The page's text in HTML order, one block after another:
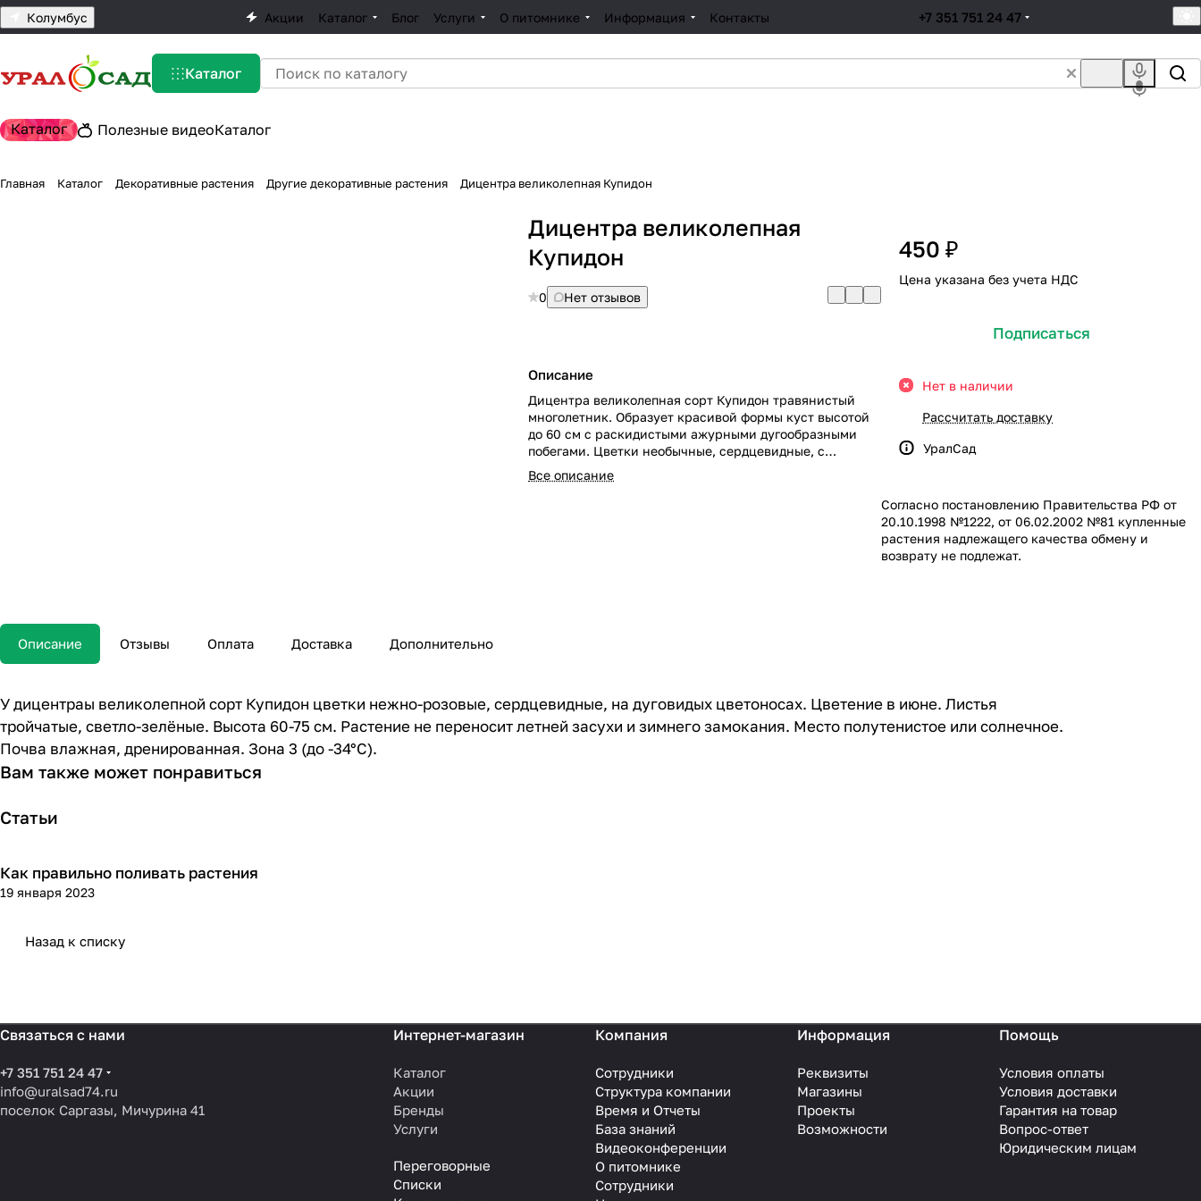
Колумбус Акции Каталог Блог Услуги О питомнике Информация Контакты +7 351 751 24 47
Каталог
Каталог Полезные видеоКаталог
Главная Каталог Декоративные растения Другие декоративные растения Дицентра великолепная Купидон
Дицентра великолепная
Купидон
0 Нет отзывов
Описание
Дицентра великолепная сорт Купидон травянистый
многолетник. Образует красивой формы куст высотой
до 60 см с раскидистыми ажурными дугообразными
побегами. Цветки необычные, сердцевидные, с
загнутыми кончиками лепестков, нежно-розовые.
Все описание
450 ₽
Цена указана без учета НДС
Подписаться
Нет в наличии
Рассчитать доставку
УралСад
Согласно постановлению Правительства РФ от
20.10.1998 №1222, от 06.02.2002 №81 купленные
растения надлежащего качества обмену и
возврату не подлежат.
Описание Отзывы Оплата Доставка Дополнительно
У дицентраы великолепной сорт Купидон цветки нежно-розовые, сердцевидные, на дуговидых цветоносах. Цветение в июне. Листья
тройчатые, светло-зелёные. Высота 60-75 см. Растение не переносит летней засухи и зимнего замокания. Место полутенистое или солнечное.
Почва влажная, дренированная. Зона 3 (до -34°С).
Вам также может понравиться
Статьи
Посадка и уход
Как правильно поливать растения
19 января 2023
Назад к списку
Связаться с нами
+7 351 751 24 47
info@uralsad74.ru
поселок Саргазы, Мичурина 41
Интернет-магазин
Каталог
Акции
Бренды
Услуги
Переговорные
Списки
Компания
Сотрудники
Структура компании
Время и Отчеты
База знаний
Видеоконференции
О питомнике
Сотрудники
Информация
Реквизиты
Магазины
Проекты
Возможности
Помощь
Условия оплаты
Условия доставки
Гарантия на товар
Вопрос-ответ
Юридическим лицам